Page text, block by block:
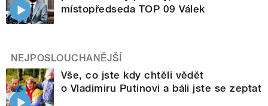
místopředseda TOP 09 Válek
NEJPOSLOUCHANĚJŠÍ
Vše, co jste kdy chtěli vědět
o Vladimiru Putinovi a báli jste se zeptat